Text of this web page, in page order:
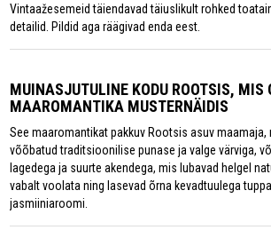
Vintaažesemeid täiendavad täiuslikult rohked
detailid. Pildid aga räägivad enda eest.
MUINASJUTULINE KODU ROOTSIS, MIS
MAAROMANTIKA MUSTERNÄIDIS
See maaromantikat pakkuv Rootsis asuv
võõbatud traditsioonilise punase ja valge värviga,
lagedega ja suurte akendega, mis lubavad helgel
vabalt voolata ning lasevad õrna kevadtuulega
jasmiiniaroomi.